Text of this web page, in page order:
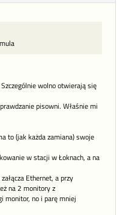
wolno otwierają się
pisowni. Właśnie mi
to (jak każda zamiana) swoje
w stacji w Łoknach, a na
Ethernet, a przy
na 2 monitory z
monitor, no i parę mniej